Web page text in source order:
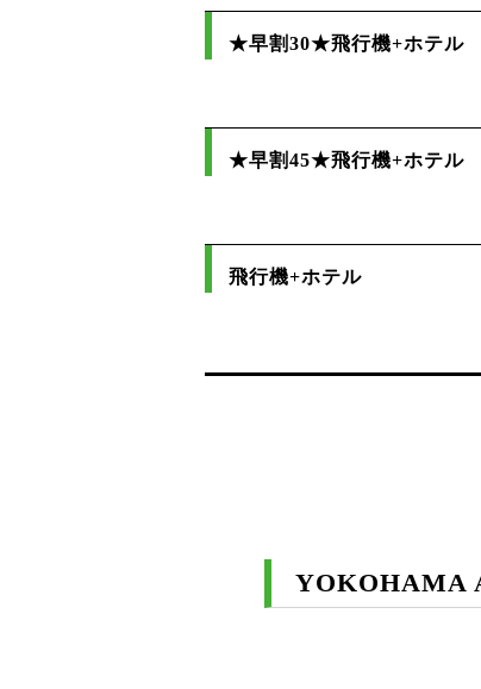
★早割30★飛行機+ホテル
★早割45★飛行機+ホテル
飛行機+ホテル
YOKOHAMA